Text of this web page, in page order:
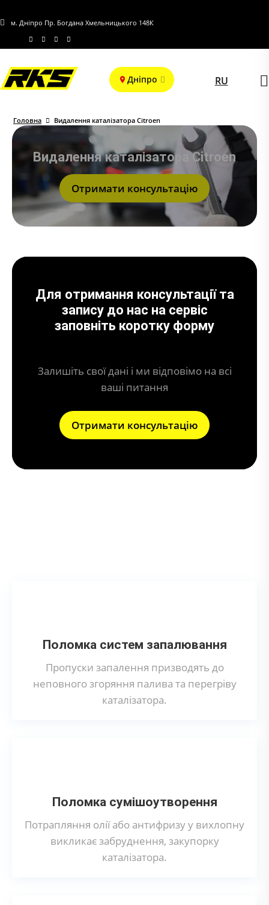
м. Дніпро Пр. Богдана Хмельницького 148К
Дніпро RU
Головна Видалення каталізатора Citroen
Видалення каталізатора Citroen
Отримати консультацію
Для отримання консультації та
запису до нас на сервіс
заповніть коротку форму
Залишіть свої дані і ми відповімо на всі
ваші питання
Отримати консультацію
Поломка систем запалювання
Пропуски запалення призводять до
неповного згоряння палива та перегріву
каталізатора.
Поломка сумішоутворення
Потрапляння олії або антифризу у вихлопну
викликає забруднення, закупорку
каталізатора.